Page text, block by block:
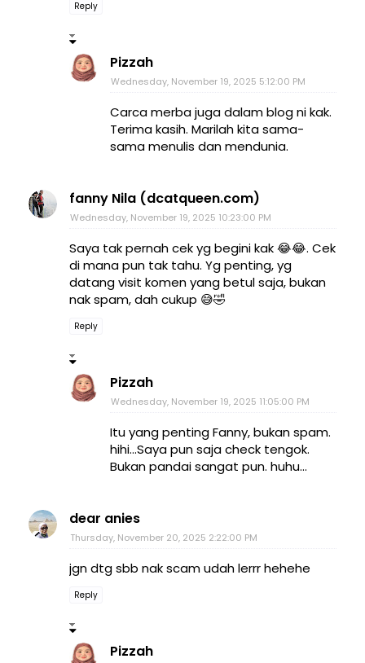
Reply
Pizzah
Wednesday, November 19, 2025 5:12:00 PM
Carca merba juga dalam blog ni kak.
Terima kasih. Marilah kita sama-
sama menulis dan mendunia.
fanny Nila (dcatqueen.com)
Wednesday, November 19, 2025 10:23:00 PM
Saya tak pernah cek yg begini kak 😂😂. Cek
di mana pun tak tahu. Yg penting, yg
datang visit komen yang betul saja, bukan
nak spam, dah cukup 😅🤣
Reply
Pizzah
Wednesday, November 19, 2025 11:05:00 PM
Itu yang penting Fanny, bukan spam.
hihi...Saya pun saja check tengok.
Bukan pandai sangat pun. huhu...
dear anies
Thursday, November 20, 2025 2:22:00 PM
jgn dtg sbb nak scam udah lerrr hehehe
Reply
Pizzah